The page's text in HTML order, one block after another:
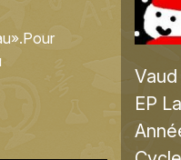
Vaud
EP